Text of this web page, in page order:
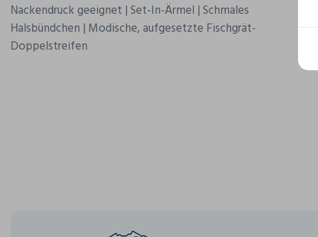
Nackendruck geeignet | Set-In-Ärmel | Schmales
Halsbündchen | Modische, aufgesetzte Fischgrät-
Doppelstreifen